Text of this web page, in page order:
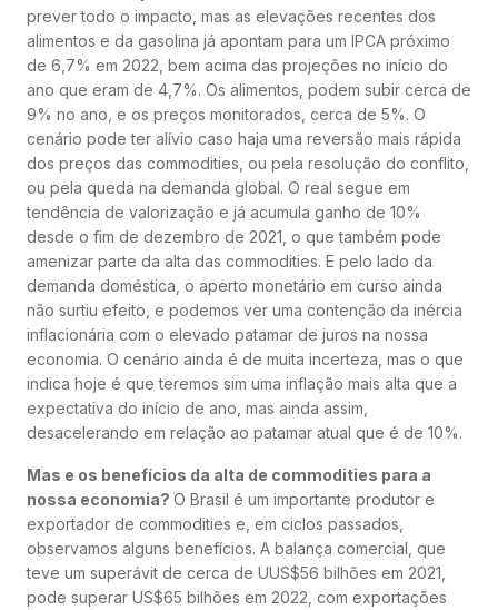
prever todo o impacto, mas as elevações recentes dos
alimentos e da gasolina já apontam para um IPCA próximo
de 6,7% em 2022, bem acima das projeções no início do
ano que eram de 4,7%. Os alimentos, podem subir cerca de
9% no ano, e os preços monitorados, cerca de 5%. O
cenário pode ter alívio caso haja uma reversão mais rápida
dos preços das commodities, ou pela resolução do conflito,
ou pela queda na demanda global. O real segue em
tendência de valorização e já acumula ganho de 10%
desde o fim de dezembro de 2021, o que também pode
amenizar parte da alta das commodities. E pelo lado da
demanda doméstica, o aperto monetário em curso ainda
não surtiu efeito, e podemos ver uma contenção da inércia
inflacionária com o elevado patamar de juros na nossa
economia. O cenário ainda é de muita incerteza, mas o que
indica hoje é que teremos sim uma inflação mais alta que a
expectativa do início de ano, mas ainda assim,
desacelerando em relação ao patamar atual que é de 10%.
Mas e os benefícios da alta de commodities para a
nossa economia? O Brasil é um importante produtor e
exportador de commodities e, em ciclos passados,
observamos alguns benefícios. A balança comercial, que
teve um superávit de cerca de UUS$56 bilhões em 2021,
pode superar US$65 bilhões em 2022, com exportações